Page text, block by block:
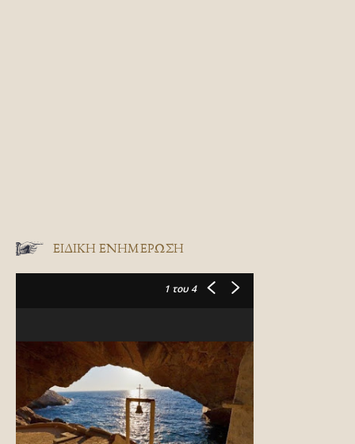
ΕΙΔΙΚΉ ΕΝΗΜΈΡΩΣΗ
1 του 4